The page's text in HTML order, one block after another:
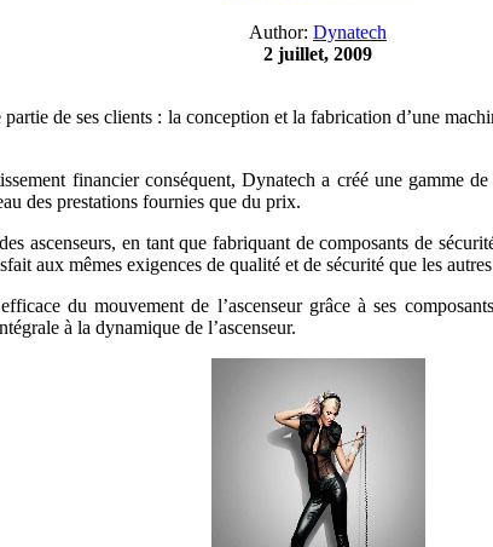
Author: Dynatech
2 juillet, 2009
de ses clients : la conception et la fabrication d’une
financier conséquent, Dynatech a créé une gamme
des prestations fournies que du prix.
ascenseurs, en tant que fabriquant de composants de
aux mêmes exigences de qualité et de sécurité que les
du mouvement de l’ascenseur grâce à ses
à la dynamique de l’ascenseur.